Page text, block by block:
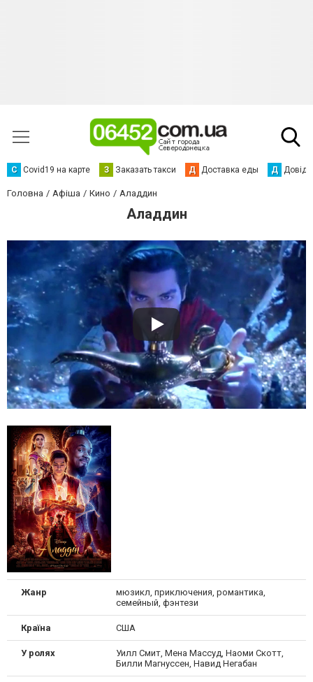
С Сovid19 на карте З Заказать такси Д Доставка еды Д
Головна Афіша Кино Аладдин
Аладдин
Жанр
мюзикл, приключения, романтика,
семейный, фэнтези
Країна США
У ролях
Уилл Смит, Мена Массуд, Наоми Скотт,
Билли Магнуссен, Навид Негабан